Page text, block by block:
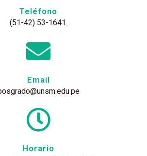
Teléfono
(51-42) 53-1641.
Email
Horario